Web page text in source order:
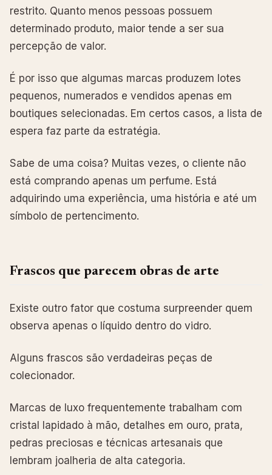
restrito. Quanto menos pessoas possuem
determinado produto, maior tende a ser sua
percepção de valor.
É por isso que algumas marcas produzem lotes
pequenos, numerados e vendidos apenas em
boutiques selecionadas. Em certos casos, a lista de
espera faz parte da estratégia.
Sabe de uma coisa? Muitas vezes, o cliente não
está comprando apenas um perfume. Está
adquirindo uma experiência, uma história e até um
símbolo de pertencimento.
Frascos que parecem obras de arte
Existe outro fator que costuma surpreender quem
observa apenas o líquido dentro do vidro.
Alguns frascos são verdadeiras peças de
colecionador.
Marcas de luxo frequentemente trabalham com
cristal lapidado à mão, detalhes em ouro, prata,
pedras preciosas e técnicas artesanais que
lembram joalheria de alta categoria.